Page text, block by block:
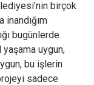
birçok
bugünlerde
uygun,
bu işlerin
sadece